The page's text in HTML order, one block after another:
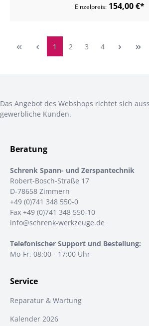
Einzelpreis: 154,00 €*
1 2 3 4
Das Angebot des Webshops richtet sich
gewerbliche Kunden.
Beratung
Schrenk Spann- und Zerspantechnik
Robert-Bosch-Straße 17
D-78658 Zimmern
+49 (0)741 348 550-0
Fax +49 (0)741 348 550-10
info@schrenk-werkzeuge.de
Telefonischer Support und Bestellung:
Mo-Fr, 08:00 - 17:00 Uhr
Service
Reparatur & Wartung
Kalender 2026